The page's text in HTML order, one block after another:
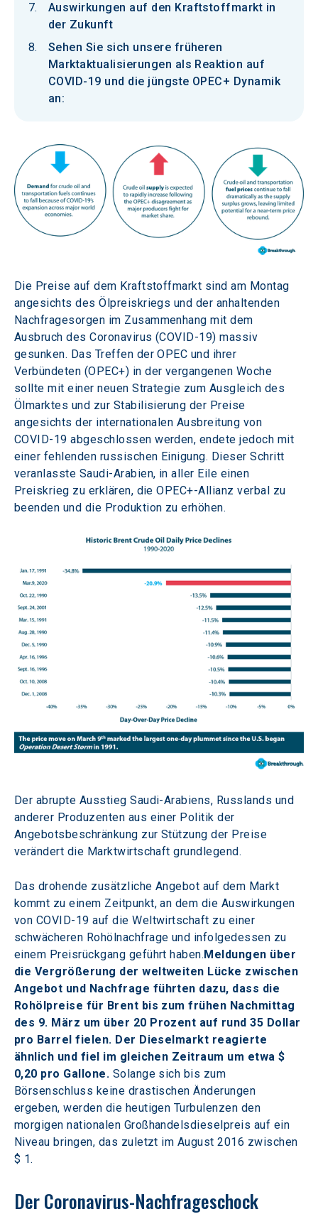
Auswirkungen auf den Kraftstoffmarkt in
der Zukunft
Sehen Sie sich unsere früheren
Marktaktualisierungen als Reaktion auf
COVID-19 und die jüngste OPEC+ Dynamik
an:
Die Preise auf dem Kraftstoffmarkt sind am Montag
angesichts des Ölpreiskriegs und der anhaltenden
Nachfragesorgen im Zusammenhang mit dem
Ausbruch des Coronavirus (COVID-19) massiv
gesunken. Das Treffen der OPEC und ihrer
Verbündeten (OPEC+) in der vergangenen Woche
sollte mit einer neuen Strategie zum Ausgleich des
Ölmarktes und zur Stabilisierung der Preise
angesichts der internationalen Ausbreitung von
COVID-19 abgeschlossen werden, endete jedoch mit
einer fehlenden russischen Einigung. Dieser Schritt
veranlasste Saudi-Arabien, in aller Eile einen
Preiskrieg zu erklären, die OPEC+-Allianz verbal zu
beenden und die Produktion zu erhöhen.
Der abrupte Ausstieg Saudi-Arabiens, Russlands und
anderer Produzenten aus einer Politik der
Angebotsbeschränkung zur Stützung der Preise
verändert die Marktwirtschaft grundlegend.
Das drohende zusätzliche Angebot auf dem Markt
kommt zu einem Zeitpunkt, an dem die Auswirkungen
von COVID-19 auf die Weltwirtschaft zu einer
schwächeren Rohölnachfrage und infolgedessen zu
einem Preisrückgang geführt haben.Meldungen über
die Vergrößerung der weltweiten Lücke zwischen
Angebot und Nachfrage führten dazu, dass die
Rohölpreise für Brent bis zum frühen Nachmittag
des 9. März um über 20 Prozent auf rund 35 Dollar
pro Barrel fielen. Der Dieselmarkt reagierte
ähnlich und fiel im gleichen Zeitraum um etwa $
0,20 pro Gallone. Solange sich bis zum
Börsenschluss keine drastischen Änderungen
ergeben, werden die heutigen Turbulenzen den
morgigen nationalen Großhandelsdieselpreis auf ein
Niveau bringen, das zuletzt im August 2016 zwischen
$ 1.
Der Coronavirus-Nachfrageschock